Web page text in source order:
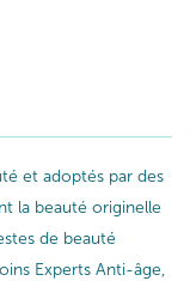
et adoptés par des
la beauté originelle
de beauté
Experts Anti-âge,